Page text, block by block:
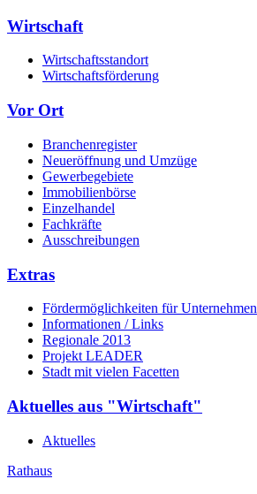
Wirtschaft
Wirtschaftsstandort
Wirtschaftsförderung
Vor Ort
Branchenregister
Neueröffnung und Umzüge
Gewerbegebiete
Immobilienbörse
Einzelhandel
Fachkräfte
Ausschreibungen
Extras
Fördermöglichkeiten für Unternehmen
Informationen / Links
Regionale 2013
Projekt LEADER
Stadt mit vielen Facetten
Aktuelles aus "Wirtschaft"
Aktuelles
Rathaus